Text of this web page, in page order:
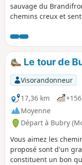
sauvage du
chemins creux et
du patrimoine de
chapelles, fontaines,
Le tour de
Visorandonneur
17,36 km
Moyenne
Départ à Bubry
Vous aimez les
proposé sont d'un
constituent un bon